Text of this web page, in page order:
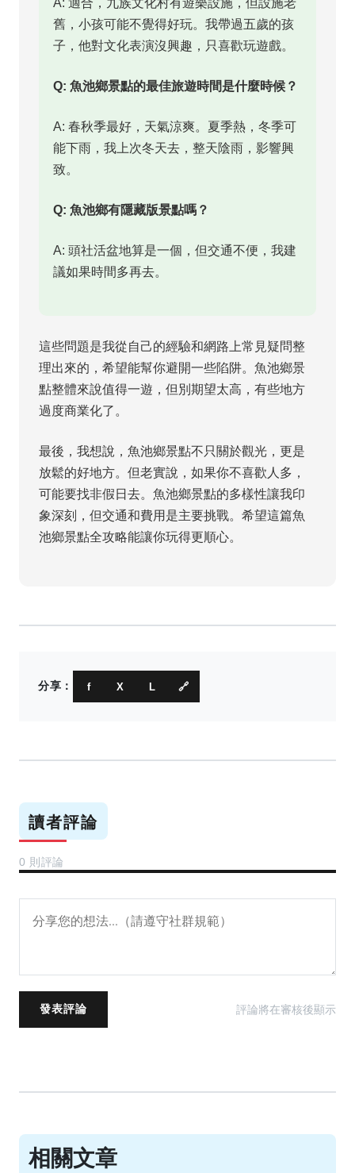
A: 適合，九族文化村有遊樂設施，但設施老
舊，小孩可能不覺得好玩。我帶過五歲的孩
子，他對文化表演沒興趣，只喜歡玩遊戲。
Q: 魚池鄉景點的最佳旅遊時間是什麼時候？
A: 春秋季最好，天氣涼爽。夏季熱，冬季可
能下雨，我上次冬天去，整天陰雨，影響興
致。
Q: 魚池鄉有隱藏版景點嗎？
A: 頭社活盆地算是一個，但交通不便，我建
議如果時間多再去。
這些問題是我從自己的經驗和網路上常見疑問整
理出來的，希望能幫你避開一些陷阱。魚池鄉景
點整體來說值得一遊，但別期望太高，有些地方
過度商業化了。
最後，我想說，魚池鄉景點不只關於觀光，更是
放鬆的好地方。但老實說，如果你不喜歡人多，
可能要找非假日去。魚池鄉景點的多樣性讓我印
象深刻，但交通和費用是主要挑戰。希望這篇魚
池鄉景點全攻略能讓你玩得更順心。
分享： f X L 🔗
讀者評論
0 則評論
發表評論 評論將在審核後顯示
相關文章